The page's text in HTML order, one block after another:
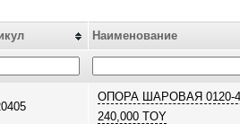
Наименование
ОПОРА ШАРОВАЯ 0120-
240,000 TOY